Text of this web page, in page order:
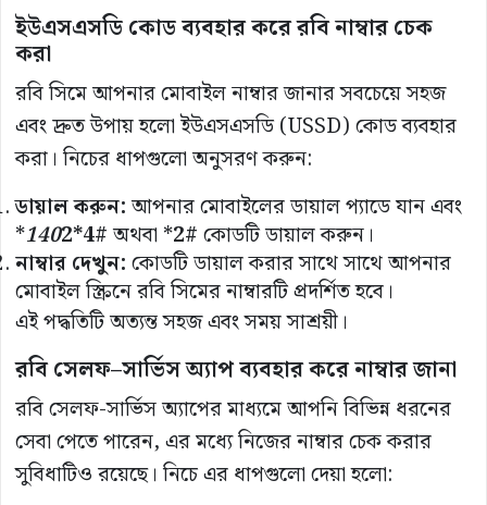
ইউএসএসডিকোডব্যবহারকরেরবিনাম্বারচেক
করা
রবি সিমে আপনার মোবাইল নাম্বার জানার সবচেয়ে সহজ
এবং দ্রুত উপায় হলো ইউএসএসডি (USSD) কোড ব্যবহার
করা। নিচের ধাপগুলো অনুসরণ করুন:
ডায়ালকরুন:আপনার মোবাইলের ডায়াল প্যাডে যান এবং
*1402*4#অথবা *2#কোডটি ডায়াল করুন।
নাম্বারদেখুন:কোডটি ডায়াল করার সাথে সাথে আপনার
মোবাইল স্ক্রিনে রবি সিমের নাম্বারটি প্রদর্শিত হবে।
এই পদ্ধতিটি অত্যন্ত সহজ এবং সময় সাশ্রয়ী।
রবিসেলফ–সার্ভিসঅ্যাপব্যবহারকরেনাম্বারজানা
রবি সেলফ-সার্ভিস অ্যাপের মাধ্যমে আপনি বিভিন্ন ধরনের
সেবা পেতে পারেন, এর মধ্যে নিজের নাম্বার চেক করার
সুবিধাটিও রয়েছে। নিচে এর ধাপগুলো দেয়া হলো: